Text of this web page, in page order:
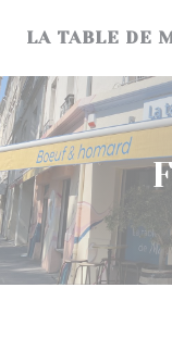
LA TABLE DE